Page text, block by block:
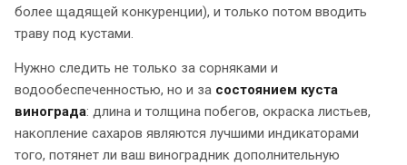
более щадящей конкуренции), и только потом вводить
траву под кустами.
Нужно следить не только за сорняками и
водообеспеченностью, но и за состоянием куста
винограда: длина и толщина побегов, окраска листьев,
накопление сахаров являются лучшими индикаторами
того, потянет ли ваш виноградник дополнительную